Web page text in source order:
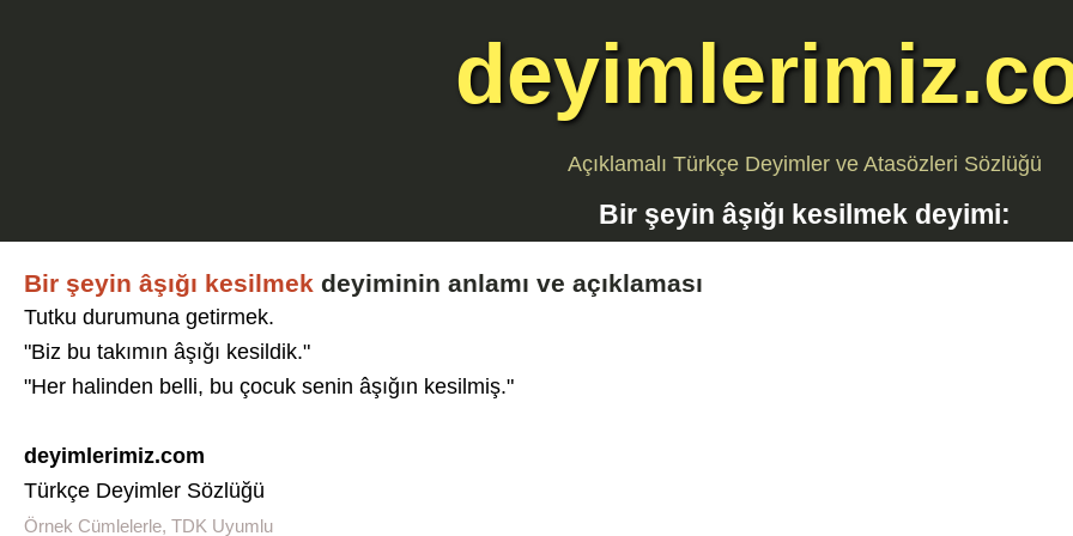
Açıklamalı Türkçe Deyimler ve Atasözleri Sözlüğü
Bir şeyin âşığı kesilmek deyimi:
Bir şeyin âşığı kesilmek deyiminin anlamı ve açıklaması
Tutku durumuna getirmek.
"Biz bu takımın âşığı kesildik."
"Her halinden belli, bu çocuk senin âşığın kesilmiş."
deyimlerimiz.com
Türkçe Deyimler Sözlüğü
Örnek Cümlelerle, TDK Uyumlu